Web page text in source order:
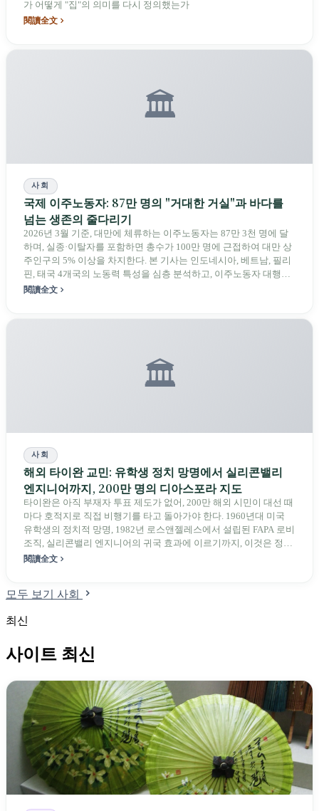
가 어떻게 "집"의 의미를 다시 정의했는가
閱讀全文
🏛️
사회
국제 이주노동자: 87만 명의 "거대한 거실"과 바다를
넘는 생존의 줄다리기
2026년 3월 기준, 대만에 체류하는 이주노동자는 87만 3천 명에 달
하며, 실종·이탈자를 포함하면 총수가 100만 명에 근접하여 대만 상
주인구의 5% 이상을 차지한다. 본 기사는 인도네시아, 베트남, 필리
핀, 태국 4개국의 노동력 특성을 심층 분석하고, 이주노동자 대행진
이 제기한 "근무 연한 폐지" 요구를 검토하며, 2026년 인도 이주노동
閱讀全文
🏛️
사회
해외 타이완 교민: 유학생 정치 망명에서 실리콘밸리
엔지니어까지, 200만 명의 디아스포라 지도
타이완은 아직 부재자 투표 제도가 없어, 200만 해외 시민이 대선 때
마다 호적지로 직접 비행기를 타고 돌아가야 한다. 1960년대 미국
유학생의 정치적 망명, 1982년 로스앤젤레스에서 설립된 FAPA 로비
조직, 실리콘밸리 엔지니어의 귀국 효과에 이르기까지, 이것은 정체
성과 행동력에 관한 디아스포라의 이야기이다.
閱讀全文
모두 보기 사회
최신
사이트 최신